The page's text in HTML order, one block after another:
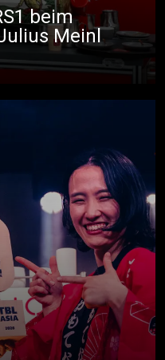
beim
Meinl